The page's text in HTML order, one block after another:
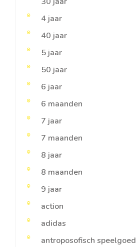
4 jaar
40 jaar
5 jaar
50 jaar
6 jaar
6 maanden
7 jaar
7 maanden
8 jaar
8 maanden
9 jaar
action
adidas
antroposofisch speelgoed